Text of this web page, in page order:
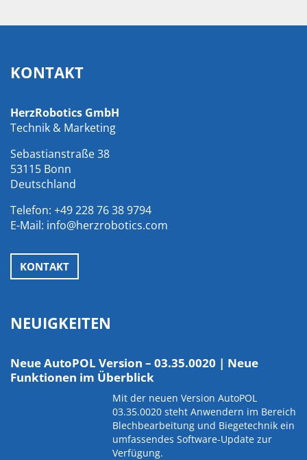
KONTAKT
HerzRobotics GmbH
Technik & Marketing
Sebastianstraße 38
53115 Bonn
Deutschland
Telefon: +49 228 76 38 9794
E-Mail: info@herzrobotics.com
KONTAKT
NEUIGKEITEN
Neue AutoPOL Version – 03.35.0020 | Neue
Funktionen im Überblick
Mit der neuen Version AutoPOL
03.35.0020 steht Anwendern im Bereich
Blechbearbeitung und Biegetechnik ein
umfassendes Software-Update zur
Verfügung.